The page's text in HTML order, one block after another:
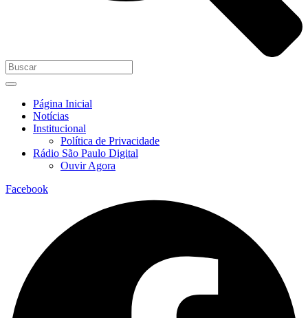
Página Inicial
Notícias
Institucional
Política de Privacidade
Rádio São Paulo Digital
Ouvir Agora
Facebook